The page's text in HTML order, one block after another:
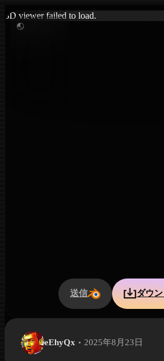
3D viewer failed to load.
送信 ダウ
包丁を持つ怪物風ファ
包丁を持つ怪物風ファンタジーシ
eEhyQx 2025年8月23日